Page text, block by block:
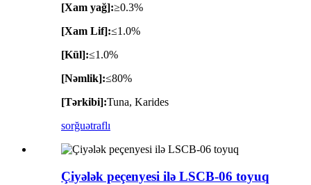
[Xam yağ]:≥0.3%
[Xam Lif]:≤1.0%
[Kül]:≤1.0%
[Nəmlik]:≤80%
[Tərkibi]:Tuna, Karides
sorğuətraflı
Çiyələk peçenyesi ilə LSCB-06 toyuq